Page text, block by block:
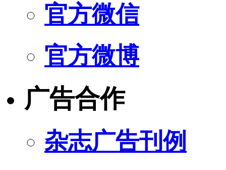
官方微信
官方微博
广告合作
杂志广告刊例